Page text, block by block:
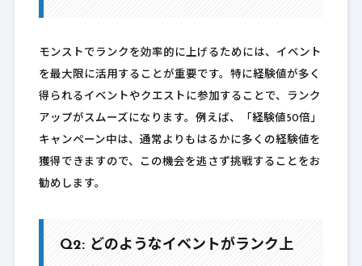
モンストでランクを効率的に上げるためには、イベント
を最大限に活用することが重要です。特に経験値が多く
得られるイベントやクエストに参加することで、ランク
アップがスムーズになります。例えば、「経験値50倍」
キャンペーン中は、通常よりもはるかに多くの経験値を
獲得できますので、この機会を逃さず挑戦することをお
勧めします。
Q2: どのようなイベントがランク上